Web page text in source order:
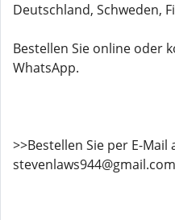
Deutschland, Schweden,
Bestellen Sie online oder
WhatsApp.
>>Bestellen Sie per E-Mail
stevenlaws944@gmail.com